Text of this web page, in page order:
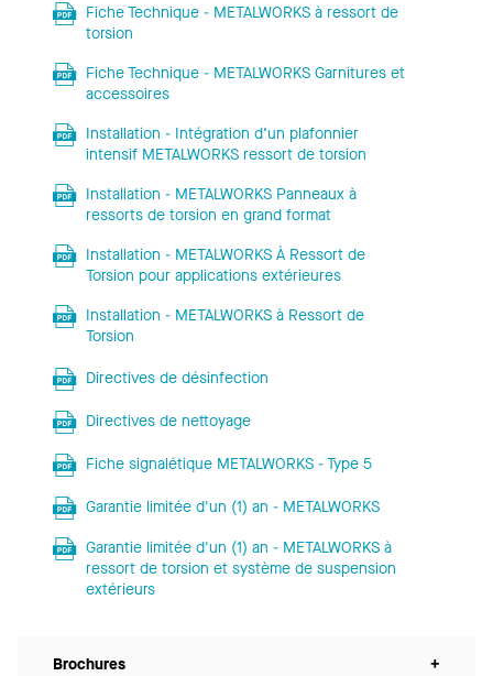
Fiche Technique - METALWORKS à ressort de
torsion
Fiche Technique - METALWORKS Garnitures et
accessoires
Installation - Intégration d’un plafonnier
intensif METALWORKS ressort de torsion
Installation - METALWORKS Panneaux à
ressorts de torsion en grand format
Installation - METALWORKS À Ressort de
Torsion pour applications extérieures
Installation - METALWORKS à Ressort de
Torsion
Directives de désinfection
Directives de nettoyage
Fiche signalétique METALWORKS - Type 5
Garantie limitée d'un (1) an - METALWORKS
Garantie limitée d'un (1) an - METALWORKS à
ressort de torsion et système de suspension
extérieurs
Brochures +